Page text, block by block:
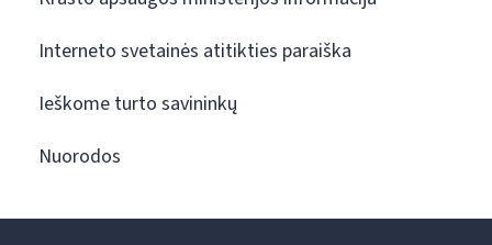
Interneto svetainės atitikties paraiška
Ieškome turto savininkų
Nuorodos